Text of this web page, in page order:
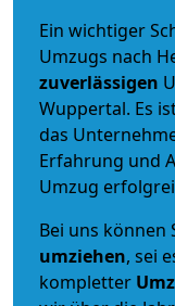
Ein wichtiger
Umzugs nach
zuverlässigen
Wuppertal. Es
das
Erfahrung und
Umzug
Bei uns können
umziehen, sei
kompletter